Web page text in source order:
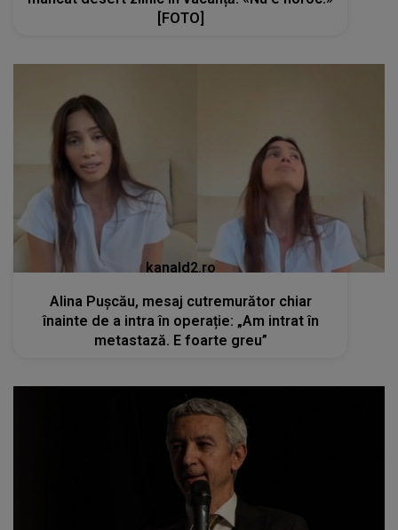
[FOTO]
kanald2.ro
Alina Pușcău, mesaj cutremurător chiar
înainte de a intra în operație: „Am intrat în
metastază. E foarte greu”